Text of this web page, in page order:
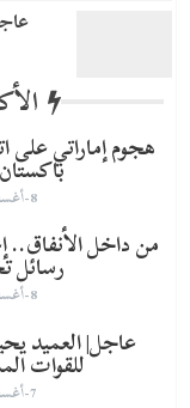
هجوم إماراتي على
8-أغسطس- 2026
من داخل الأنفاق..
رسائل
8-أغسطس- 2026
عاجل| العميد
للقوات
7-أغسطس- 2026